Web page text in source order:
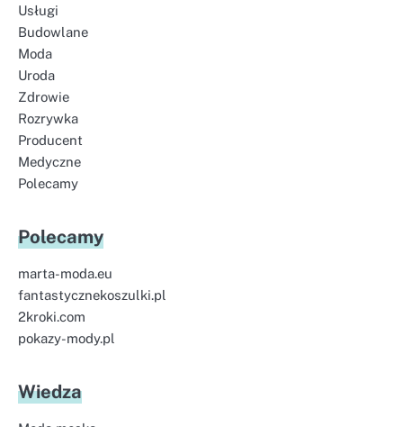
Usługi
Budowlane
Moda
Uroda
Zdrowie
Rozrywka
Producent
Medyczne
Polecamy
Polecamy
marta-moda.eu
fantastycznekoszulki.pl
2kroki.com
pokazy-mody.pl
Wiedza